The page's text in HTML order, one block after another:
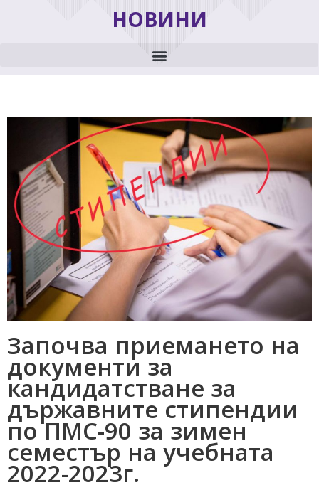
НОВИНИ
Започва приемането на
документи за
кандидатстване за
държавните стипендии
по ПМС-90 за зимен
семестър на учебната
2022-2023г.